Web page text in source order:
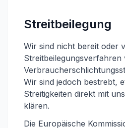
Streitbeilegung
Wir sind nicht bereit oder
Streitbeilegungsverfahren
Wir sind jedoch bestrebt,
Streitigkeiten direkt mit
klären.
Die Europäische